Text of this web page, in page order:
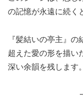
の記憶が永遠に続く
『髪結いの亭主』
超えた愛の形を描い
深い余韻を残します。